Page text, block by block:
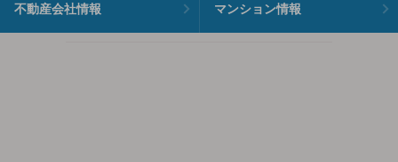
不動産会社情報 マンション情報